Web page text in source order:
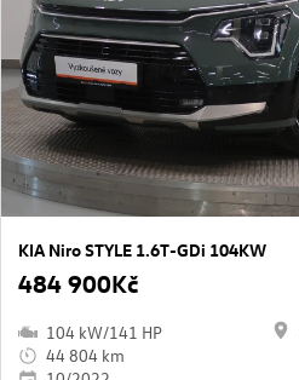
KIA Niro STYLE 1.6T-GDi 104KW
484 900Kč
104 kW/141 HP
44 804 km